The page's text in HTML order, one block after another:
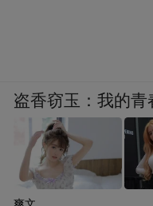
盗香窃玉：我的青